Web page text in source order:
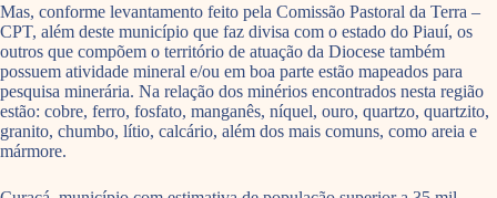
Mas, conforme levantamento feito pela Comissão Pastoral da Terra –
CPT, além deste município que faz divisa com o estado do Piauí, os
outros que compõem o território de atuação da Diocese também
possuem atividade mineral e/ou em boa parte estão mapeados para
pesquisa minerária. Na relação dos minérios encontrados nesta região
estão: cobre, ferro, fosfato, manganês, níquel, ouro, quartzo, quartzito,
granito, chumbo, lítio, calcário, além dos mais comuns, como areia e
mármore.